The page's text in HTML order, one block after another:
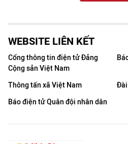
Chuyên trang TP. Hồ Chí Minh
CHUYÊN ĐỀ
WEBSITE LIÊN KẾT
Cổng thông tin điện tử Đảng
Cộng sản Việt Nam
Thông tấn xã Việt Nam
Báo điện tử Quân đội nhân dân